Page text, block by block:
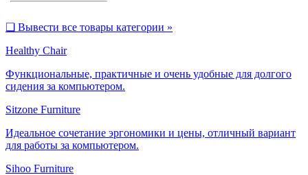
❑ Вывести все товары категории »
Healthy Chair
Функциональные, практичные и очень удобные для долгого
сидения за компьютером.
Sitzone Furniture
Идеальное сочетание эргономики и цены, отличный вариант
для работы за компьютером.
Sihoo Furniture